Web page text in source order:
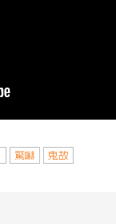
驚嚇 鬼故